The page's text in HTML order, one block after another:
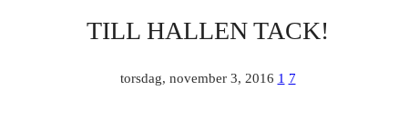
TILL HALLEN TACK!
torsdag, november 3, 2016 1 7